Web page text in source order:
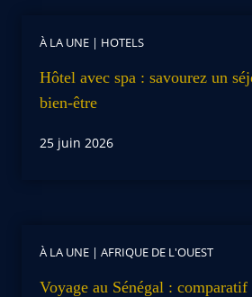
À LA UNE | HOTELS
Hôtel avec spa : savourez un
bien-être
25 juin 2026
À LA UNE | AFRIQUE DE L'OUEST
Voyage au Sénégal :